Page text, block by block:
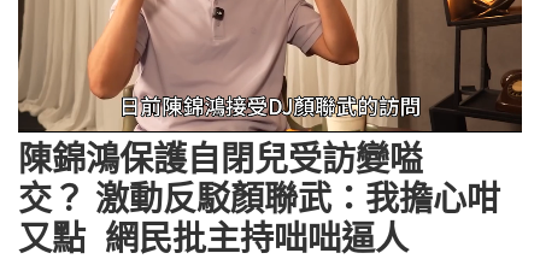
Unmute Loaded:
43.21%
陳錦鴻保護自閉兒受訪變嗌
交？ 激動反駁顏聯武：我擔心咁
又點 網民批主持咄咄逼人